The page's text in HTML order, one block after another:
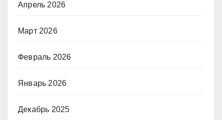
Апрель 2026
Март 2026
Февраль 2026
Январь 2026
Декабрь 2025